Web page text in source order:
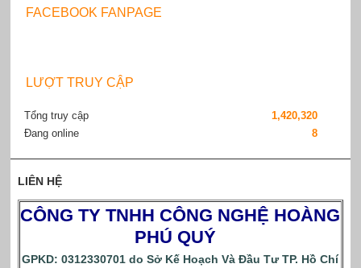
FACEBOOK FANPAGE
LƯỢT TRUY CẬP
Tổng truy cập
1,420,320
Đang online
8
LIÊN HỆ
CÔNG TY TNHH CÔNG NGHỆ HOÀNG
PHÚ QUÝ
GPKD: 0312330701 do Sở Kế Hoạch Và Đầu Tư TP. Hồ Chí